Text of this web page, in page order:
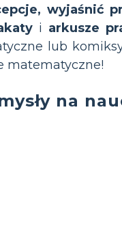
wyjaśnić
i arkusze
lub
matematyczne!
na